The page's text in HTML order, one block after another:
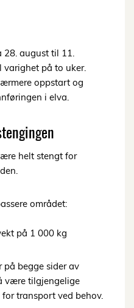
28. august til 11.
varighet på to uker.
oppstart og
i elva.
helt stengt for
området:
på 1 000 kg
på begge sider av
være tilgjengelige
transport ved behov.